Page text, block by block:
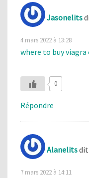
Jasonelits
4 mars 2022 à 13:28
where to buy
0
Répondre
Alanelitsdit
7 mars 2022 à 14:11